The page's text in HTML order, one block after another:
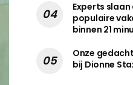
Experts
populaire
binnen 21
Onze
bij Dionne